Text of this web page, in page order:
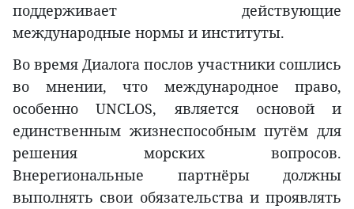
поддерживает действующие
международные нормы и институты.
Во время Диалога послов участники сошлись
во мнении, что международное право,
особенно UNCLOS, является основой и
единственным жизнеспособным путём для
решения морских вопросов.
Внерегиональные партнёры должны
выполнять свои обязательства и проявлять